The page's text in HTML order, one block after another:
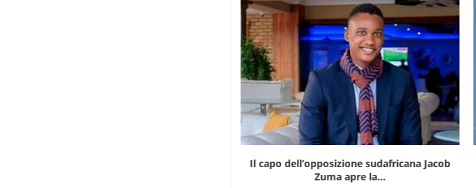
Il capo dell’opposizione sudafricana Jacob
Zuma apre la...